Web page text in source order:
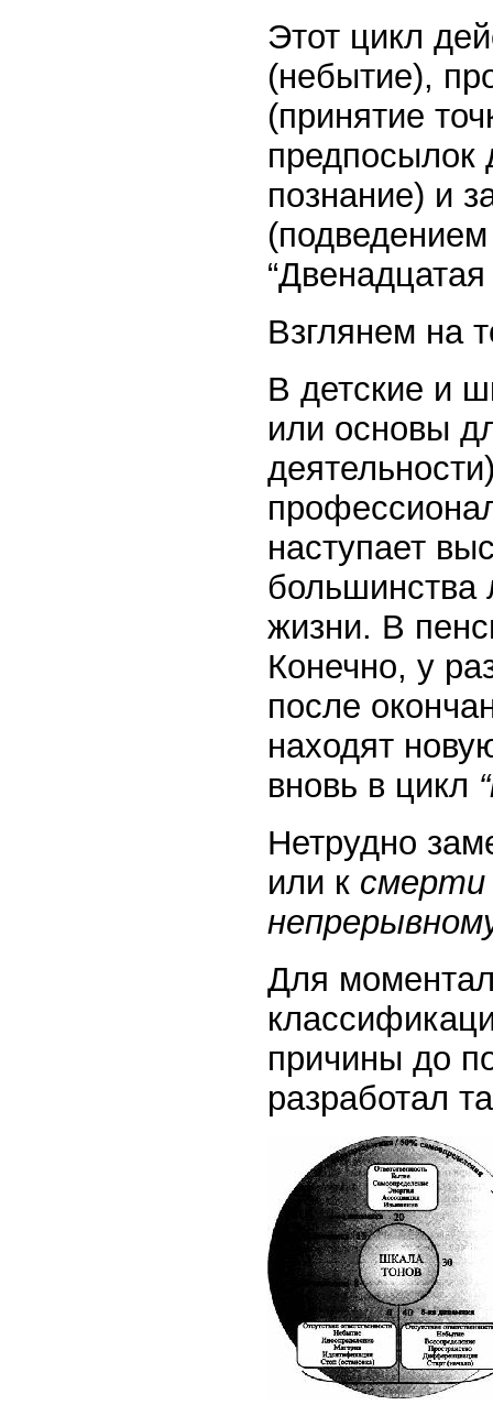
Этот цикл
(небытие),
(принятие
предпосылок
познание) и
Взглянем на
В детские и
или основы
наступает
большинства
жизни. В
Конечно, у
после
находят
вновь в цикл
Нетрудно
или к
Для
причины до
разработал